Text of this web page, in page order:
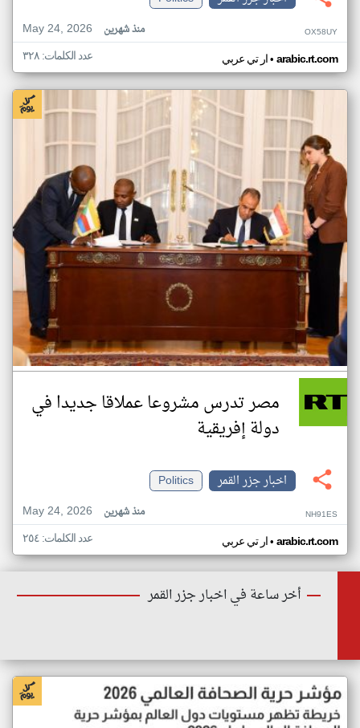
May 24, 2026
منذ شهرين OX58UY
ار تي عربي• arabic.rt.com عدد الكلمات: ٣٢٨
مصر تدرس مشروعا عملاقا جديدا في
دولة إفريقية
اخبار جزر القمر
Politics
May 24, 2026
منذ شهرين NH91ES
ار تي عربي• arabic.rt.com عدد الكلمات: ٢٥٤
أخر ساعة في اخبار جزر القمر